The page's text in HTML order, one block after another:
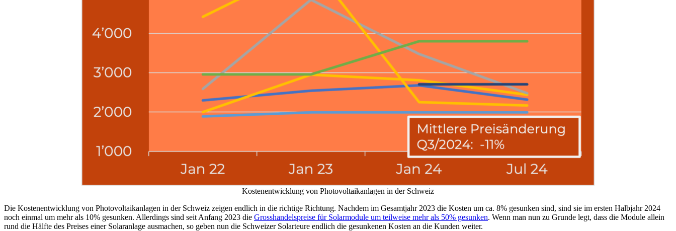
Kostenentwicklung von Photovoltaikanlagen in der Schweiz
Die Kostenentwicklung von Photovoltaikanlagen in der Schweiz zeigen endlich in die richtige Richtung. Nachdem im Gesamtjahr 2023 die Kosten um ca. 8% gesunken sind, sind sie im ersten Halbjahr 2024
noch einmal um mehr als 10% gesunken. Allerdings sind seit Anfang 2023 die Grosshandelspreise für Solarmodule um teilweise mehr als 50% gesunken. Wenn man nun zu Grunde legt, dass die Module allein
rund die Hälfte des Preises einer Solaranlage ausmachen, so geben nun die Schweizer Solarteure endlich die gesunkenen Kosten an die Kunden weiter.